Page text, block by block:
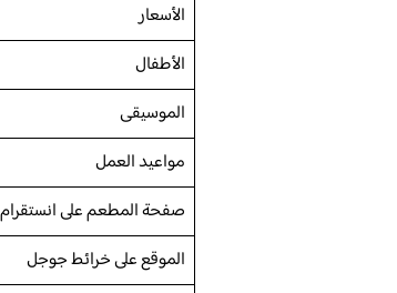
الأسعار
الأطفال
الموسيقى
مواعيد العمل
صفحة المطعم على انستقرام
الموقع على خرائط جوجل